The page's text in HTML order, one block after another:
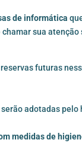
de informática
sua
futuras
adotadas pelo
medidas de